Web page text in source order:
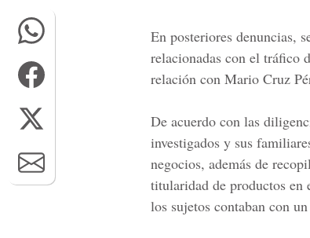
En posteriores denuncias,
relacionadas con el tráfico
relación con Mario Cruz
De acuerdo con las
investigados y sus
negocios, además de
titularidad de productos en
los sujetos contaban con